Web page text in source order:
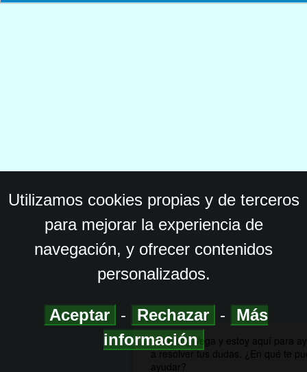
Utilizamos cookies propias y de terceros
para mejorar la experiencia de
navegación, y ofrecer contenidos
personalizados.
Aceptar - Rechazar -
Más
información